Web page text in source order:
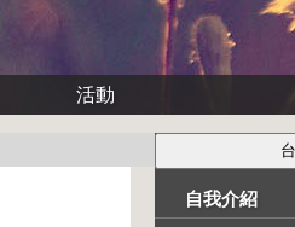
活動
自我介紹